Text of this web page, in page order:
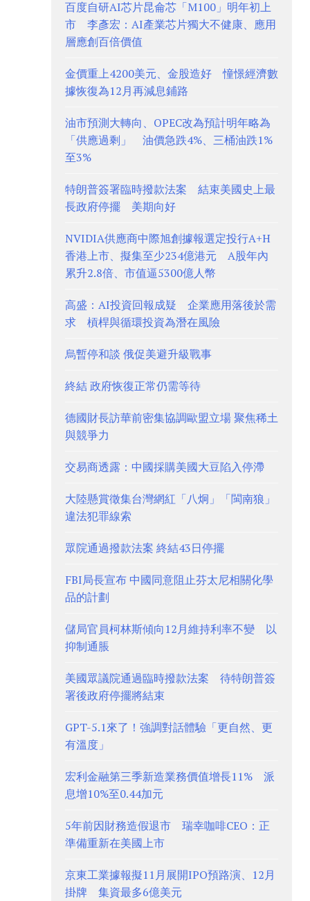
百度自研AI芯片昆侖芯「M100」明年初上
市 李彥宏：AI產業芯片獨大不健康、應用
層應創百倍價值
金價重上4200美元、金股造好 憧憬經濟數
據恢復為12月再減息鋪路
油市預測大轉向、OPEC改為預計明年略為
「供應過剩」 油價急跌4%、三桶油跌1%
至3%
特朗普簽署臨時撥款法案 結束美國史上最
長政府停擺 美期向好
NVIDIA供應商中際旭創據報選定投行A+H
香港上市、擬集至少234億港元 A股年內
累升2.8倍、市值逼5300億人幣
高盛：AI投資回報成疑 企業應用落後於需
求 槓桿與循環投資為潛在風險
烏暫停和談 俄促美避升級戰事
終結 政府恢復正常仍需等待
德國財長訪華前密集協調歐盟立場 聚焦稀土
與競爭力
交易商透露：中國採購美國大豆陷入停滯
大陸懸賞徵集台灣網紅「八炯」「閩南狼」
違法犯罪線索
眾院通過撥款法案 終結43日停擺
FBI局長宣布 中國同意阻止芬太尼相關化學
品的計劃
儲局官員柯林斯傾向12月維持利率不變 以
抑制通脹
美國眾議院通過臨時撥款法案 待特朗普簽
署後政府停擺將結束
GPT-5.1來了！強調對話體驗「更自然、更
有溫度」
宏利金融第三季新造業務價值增長11% 派
息增10%至0.44加元
5年前因財務造假退市 瑞幸咖啡CEO：正
準備重新在美國上市
京東工業據報擬11月展開IPO預路演、12月
掛牌 集資最多6億美元